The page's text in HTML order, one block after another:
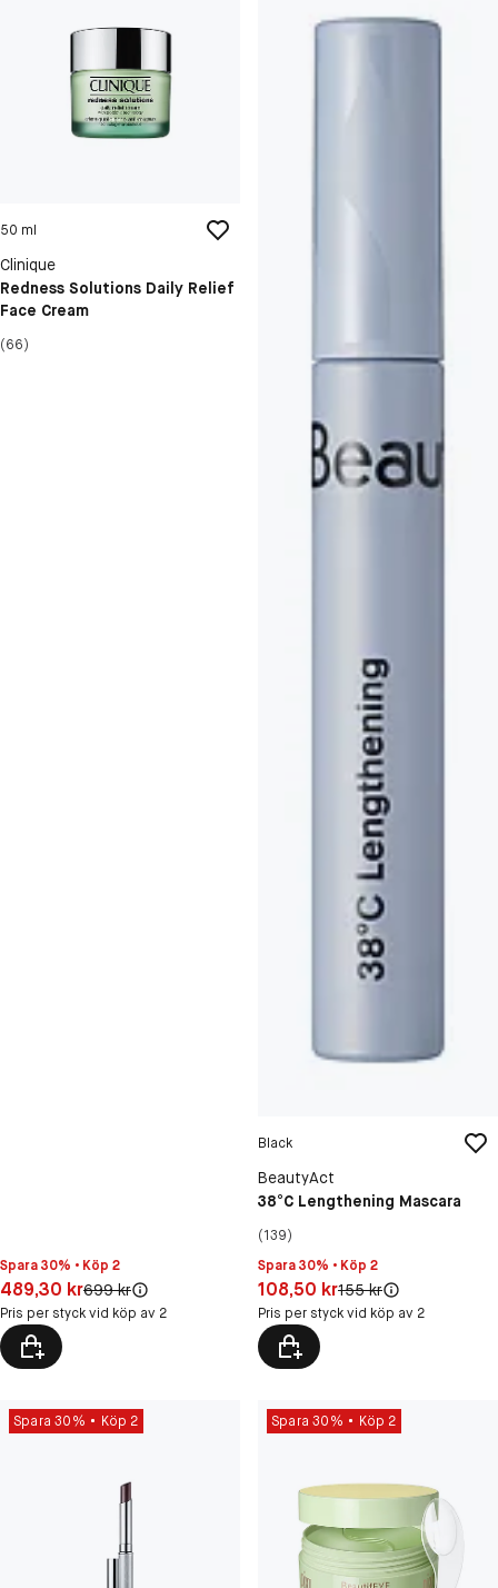
50 ml
Clinique
Redness Solutions Daily Relief
Face Cream
(66)
Spara 30% • Köp 2
Pris: 489,30 kr
489,30 krOriginal pris:
699 kr
Pris per styck vid köp av 2
Black
BeautyAct
38°C Lengthening Mascara
(139)
Spara 30% • Köp 2
Pris: 108,50 kr
108,50 krOriginal pris:
155 kr
Pris per styck vid köp av 2
Spara 30% Köp 2 Spara 30% Köp 2